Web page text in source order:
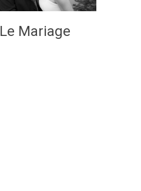
Le Mariage